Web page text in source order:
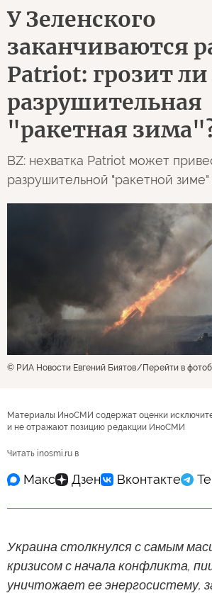
У Зеленского
заканчиваются
Patriot: грозит
разрушительная
"ракетная
BZ: нехватка Patriot может
разрушительной "ракетной
© РИА Новости Евгений Биятов Перейти в
Материалы ИноСМИ содержат оценки
и не отражают позицию редакции ИноСМИ
Читать inosmi.ru в
Украина столкнулся с самым
кризисом с начала конфликта,
уничтожает ее энергосистему,